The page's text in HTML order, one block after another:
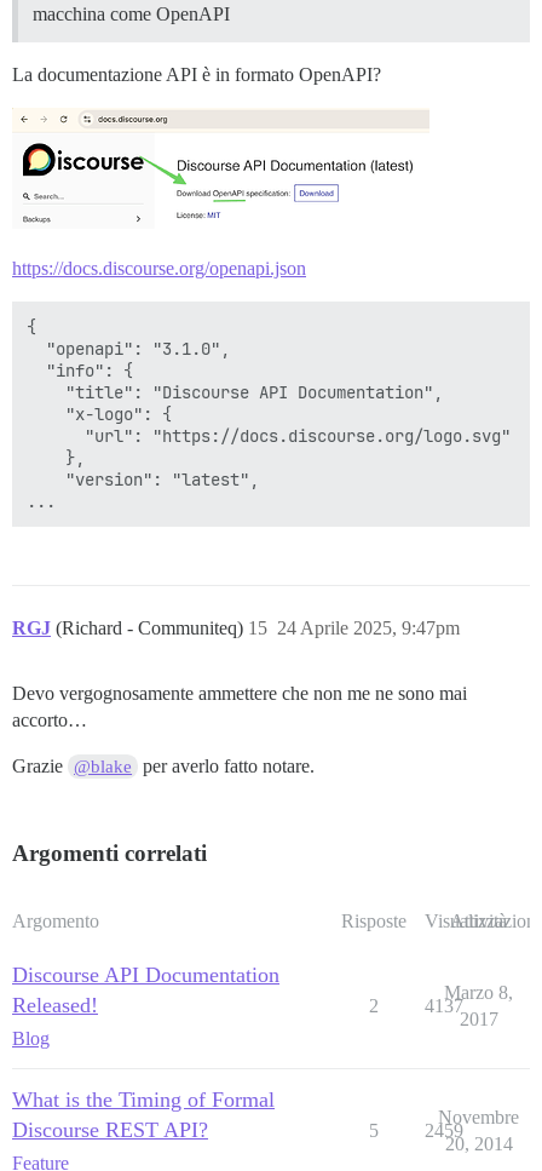
macchina come OpenAPI
La documentazione API è in formato OpenAPI?
https://docs.discourse.org/openapi.json
{
  "openapi": "3.1.0",
  "info": {
    "title": "Discourse API Documentation",
    "x-logo": {
      "url": "https://docs.discourse.org/logo.svg"
    },
    "version": "latest",
RGJ (Richard - Communiteq) 24 Aprile 2025, 9:47pm
15
Devo vergognosamente ammettere che non me ne sono mai
accorto…
Grazie @blake per averlo fatto notare.
Argomenti correlati
Argomento Risposte Visualizzazioni
Attività
Discourse API Documentation
Released!
Blog
2 4137
Marzo 8,
2017
What is the Timing of Formal
Discourse REST API?
Feature
5 2459
Novembre
20, 2014